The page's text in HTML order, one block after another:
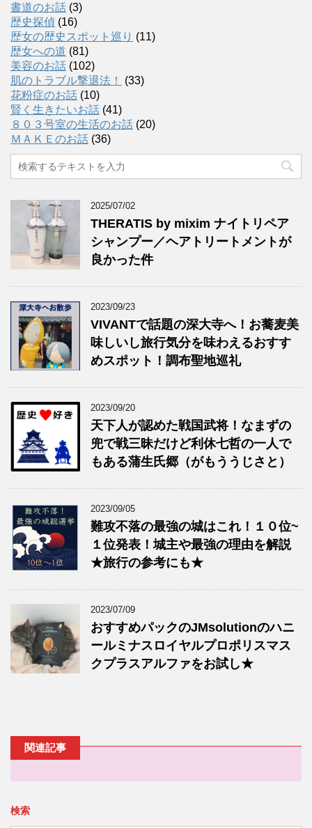
書道のお話 (3)
歴史探偵 (16)
歴女の歴史スポット巡り (11)
歴女への道 (81)
美容のお話 (102)
肌のトラブル撃退法！
(33)
花粉症のお話 (10)
賢く生きたいお話 (41)
８０３号室の生活のお話 (20)
ＭＡＫＥのお話 (36)
2025/07/02
THERATIS by mixim ナイトリペア
シャンプー／ヘアトリートメントが
良かった件
2023/09/23
VIVANTで話題の深大寺へ！お蕎麦美
味しいし旅行気分を味わえるおすす
めスポット！調布聖地巡礼
2023/09/20
天下人が認めた戦国武将！なまずの
兜で戦三昧だけど利休七哲の一人で
もある蒲生氏郷（がもううじさと）
2023/09/05
難攻不落の最強の城はこれ！１０位~
１位発表！城主や最強の理由を解説
★旅行の参考にも★
2023/07/09
おすすめパックのJMsolutionのハニ
ールミナスロイヤルプロポリスマス
クプラスアルファをお試し★
関連記事
検索